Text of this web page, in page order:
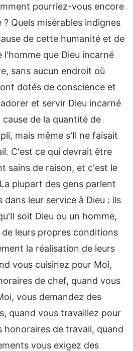
pourriez-vous encore
Quels misérables indignes
de cette humanité et de
que Dieu incarné
sans aucun endroit où
dotés de conscience et
et servir Dieu incarné
de la quantité de
mais même s'Il ne faisait
C'est ce qui devrait être
sains de raison, et c'est le
plupart des gens parlent
leur service à Dieu : ils
soit Dieu ou un homme,
leurs propres conditions
la réalisation de leurs
vous cuisinez pour Moi,
de chef, quand vous
vous demandez des
quand vous travaillez pour
honoraires de travail, quand
vous exigez des